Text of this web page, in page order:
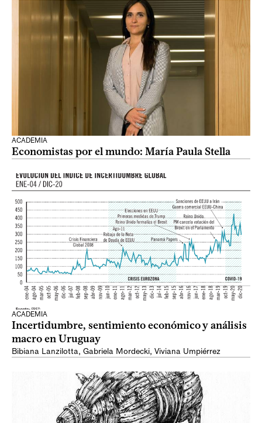
ACADEMIA
Economistas por el mundo: María Paula Stella
ACADEMIA
Incertidumbre, sentimiento económico y análisis
macro en Uruguay
Bibiana Lanzilotta, Gabriela Mordecki, Viviana Umpiérrez